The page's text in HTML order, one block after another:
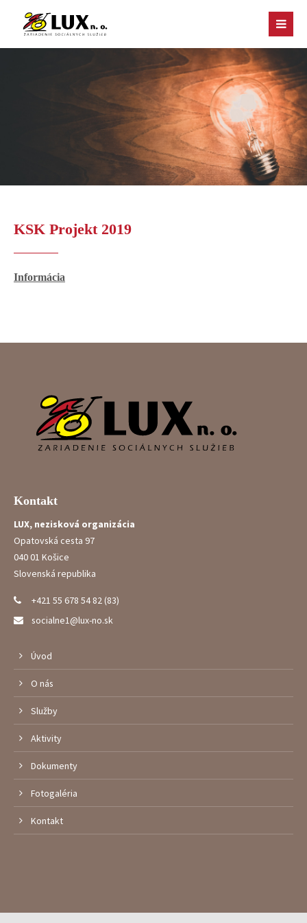
KSK Projekt 2019
Informácia
Kontakt
LUX, nezisková organizácia
Opatovská cesta 97
040 01 Košice
Slovenská republika
+421 55 678 54 82 (83)
socialne1@lux-no.sk
Úvod
O nás
Služby
Aktivity
Dokumenty
Fotogaléria
Kontakt